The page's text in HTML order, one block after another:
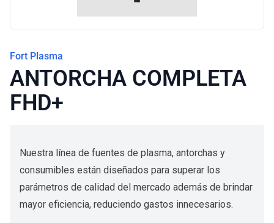
Fort Plasma
ANTORCHA COMPLETA
FHD+
Nuestra línea de fuentes de plasma, antorchas y
consumibles están diseñados para superar los
parámetros de calidad del mercado además de brindar
mayor eficiencia, reduciendo gastos innecesarios.